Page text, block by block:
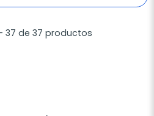
37 de 37 productos